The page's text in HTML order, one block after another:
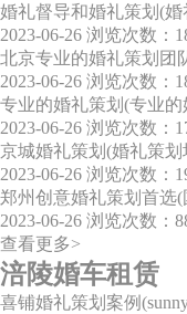
婚礼督导和婚礼策划(
2023-06-26 浏览次数：
北京专业的婚礼策划团
2023-06-26 浏览次数：
专业的婚礼策划(专业
2023-06-26 浏览次数：
京城婚礼策划(婚礼策
2023-06-26 浏览次数：
郑州创意婚礼策划首选
2023-06-26 浏览次数：
查看更多>
涪陵婚车租赁
喜铺婚礼策划案例